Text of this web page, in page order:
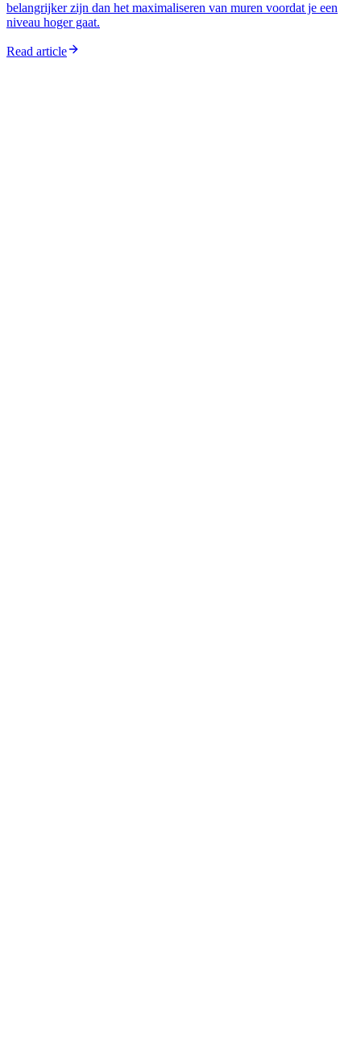
belangrijker zijn dan het maximaliseren van muren voordat je een
niveau hoger gaat.
Read article